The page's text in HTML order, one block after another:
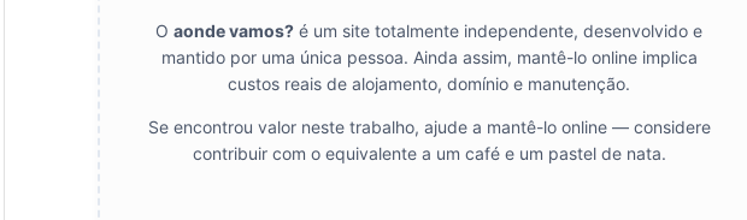
O aonde vamos? é um site totalmente independente, desenvolvido e
mantido por uma única pessoa. Ainda assim, mantê-lo online implica
custos reais de alojamento, domínio e manutenção.
Se encontrou valor neste trabalho, ajude a mantê-lo online — considere
contribuir com o equivalente a um café e um pastel de nata.